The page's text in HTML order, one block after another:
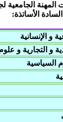
وأخلاقيات المهنة
الأساتذة:
و الإنسانية
و التجارية و
السياسية